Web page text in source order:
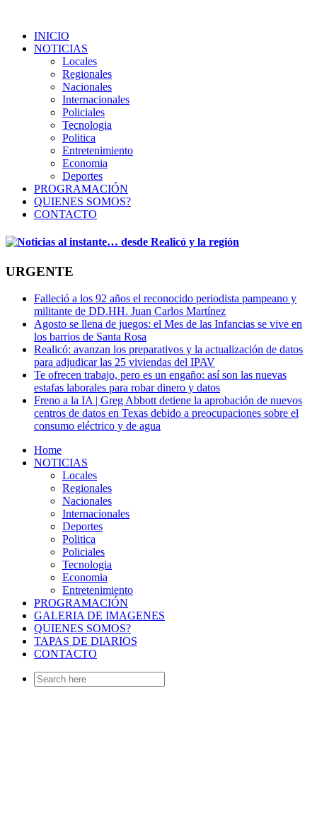
INICIO
NOTICIAS
Locales
Regionales
Nacionales
Internacionales
Policiales
Tecnologia
Politica
Entretenimiento
Economia
Deportes
PROGRAMACIÓN
QUIENES SOMOS?
CONTACTO
URGENTE
Falleció a los 92 años el reconocido periodista pampeano y
militante de DD.HH. Juan Carlos Martínez
Agosto se llena de juegos: el Mes de las Infancias se vive en
los barrios de Santa Rosa
Realicó: avanzan los preparativos y la actualización de datos
para adjudicar las 25 viviendas del IPAV
Te ofrecen trabajo, pero es un engaño: así son las nuevas
estafas laborales para robar dinero y datos
Freno a la IA | Greg Abbott detiene la aprobación de nuevos
centros de datos en Texas debido a preocupaciones sobre el
consumo eléctrico y de agua
Home
NOTICIAS
Locales
Regionales
Nacionales
Internacionales
Deportes
Politica
Policiales
Tecnologia
Economia
Entretenimiento
PROGRAMACIÓN
GALERIA DE IMAGENES
QUIENES SOMOS?
TAPAS DE DIARIOS
CONTACTO
Search
for: